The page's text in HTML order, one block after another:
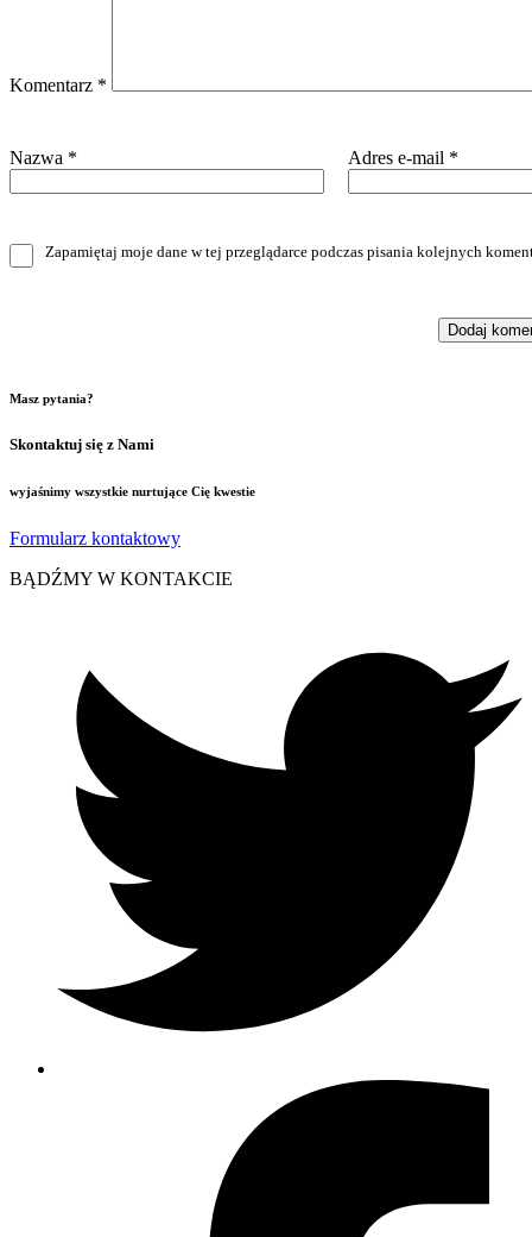
Komentarz *
Nazwa * Adres e-mail *
Zapamiętaj moje dane w tej przeglądarce podczas pisania kolejnych
Masz pytania?
Skontaktuj się z Nami
wyjaśnimy wszystkie nurtujące Cię kwestie
Formularz kontaktowy
BĄDŹMY W KONTAKCIE